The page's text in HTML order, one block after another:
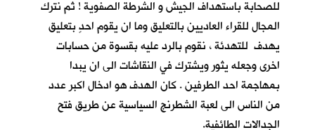
للصحابة باستهداف الجيش و الشرطة الصفوية ! ثم نترك
المجال للقراء العاديين بالتعليق وما ان يقوم احدٍ بتعليق
يهدف للتهدئة ، نقوم بالرد عليه بقسوة من حسابات
اخرى وجعله يثور ويشترك في النقاشات الى ان يبدا
بمهاجمة احد الطرفين . كان الهدف هو ادخال اكبر عدد
من الناس الى لعبة الشطرنج السياسية عن طريق فتح
الجدالات الطائفية.